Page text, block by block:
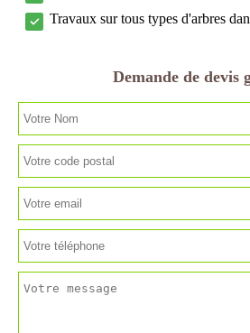
Travaux sur tous types d'arbres
Demande de devis